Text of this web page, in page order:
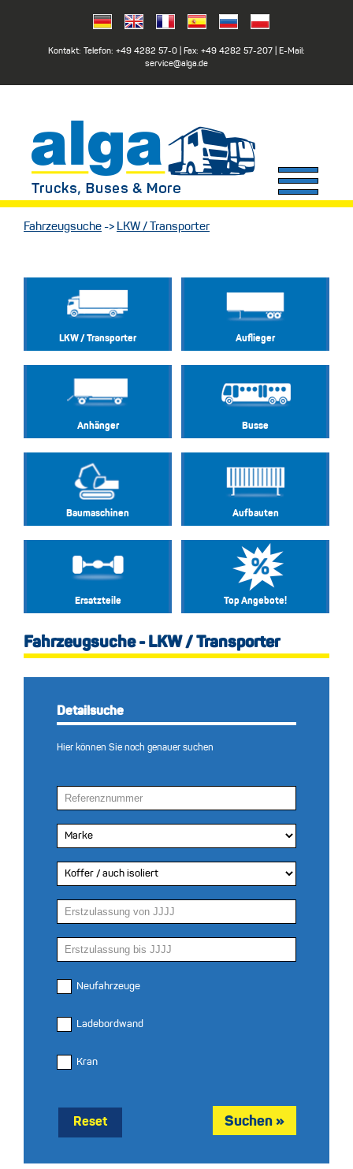
Kontakt: Telefon: +49 4282 57-0 | Fax: +49 4282 57-207 | E-Mail:
service@alga.de
Fahrzeugsuche -> LKW / Transporter
LKW / Transporter Auflieger
Anhänger Busse
Baumaschinen Aufbauten
Ersatzteile Top Angebote!
Fahrzeugsuche - LKW / Transporter
Detailsuche
Hier können Sie noch genauer suchen
Neufahrzeuge
Ladebordwand
Kran
Reset